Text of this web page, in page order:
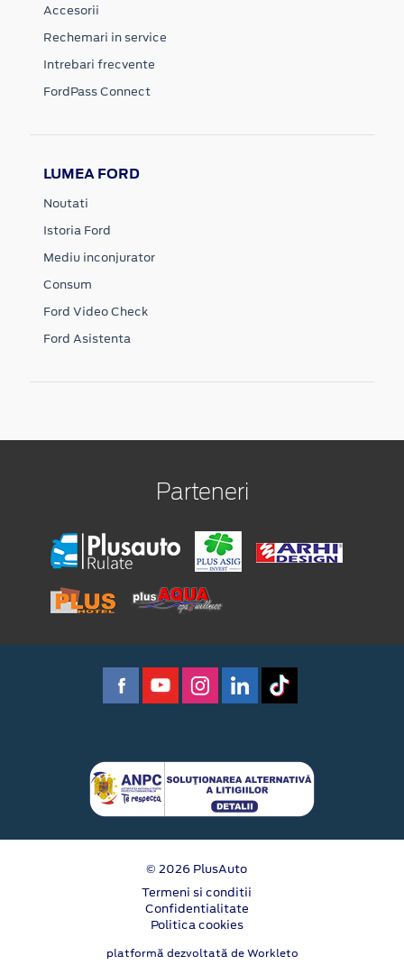
Accesorii
Rechemari in service
Intrebari frecvente
FordPass Connect
LUMEA FORD
Noutati
Istoria Ford
Mediu inconjurator
Consum
Ford Video Check
Ford Asistenta
Parteneri
© 2026 PlusAuto
Termeni si conditii
Confidentialitate
Politica cookies
platformă dezvoltată de Workleto